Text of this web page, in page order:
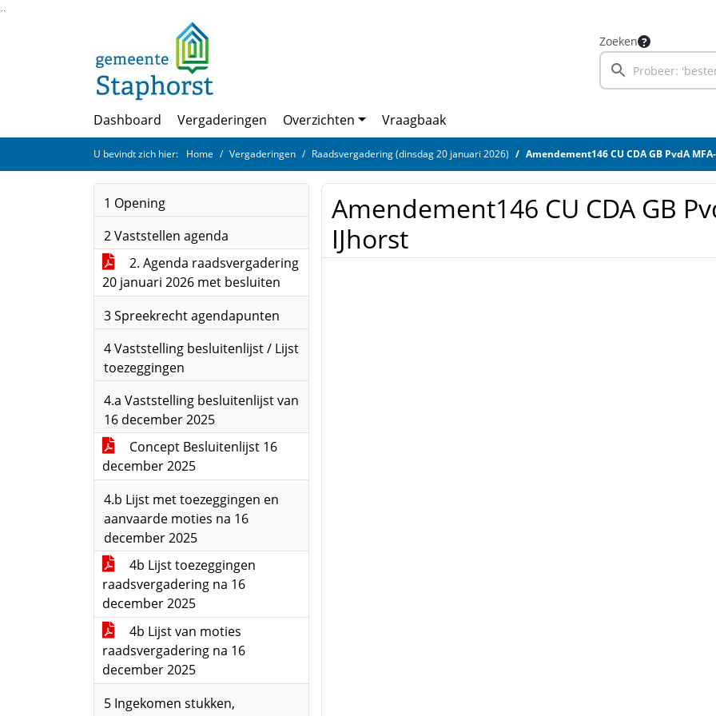
Ga naar de inhoud van deze pagina
Zoeken
Dashboard Vergaderingen Overzichten Vraagbaak
U bevindt zich hier: Home Vergaderingen Raadsvergadering (dinsdag 20 januari 2026) Amendement146 CU CDA GB PvdA
1 Opening
2 Vaststellen agenda
2. Agenda raadsvergadering
20 januari 2026 met besluiten
3 Spreekrecht agendapunten
4 Vaststelling besluitenlijst / Lijst
toezeggingen
4.a Vaststelling besluitenlijst van
16 december 2025
Concept Besluitenlijst 16
december 2025
4.b Lijst met toezeggingen en
aanvaarde moties na 16
december 2025
4b Lijst toezeggingen
raadsvergadering na 16
december 2025
4b Lijst van moties
raadsvergadering na 16
december 2025
5 Ingekomen stukken,
Amendement146 CU CDA GB
IJhorst